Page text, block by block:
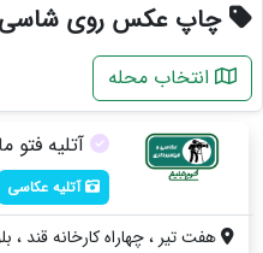
چاپ عکس روی شاسی
انتخاب محله
آتلیه فتو
آتلیه عکاسی
هفت تیر ، چهاراه کارخانه قند ،